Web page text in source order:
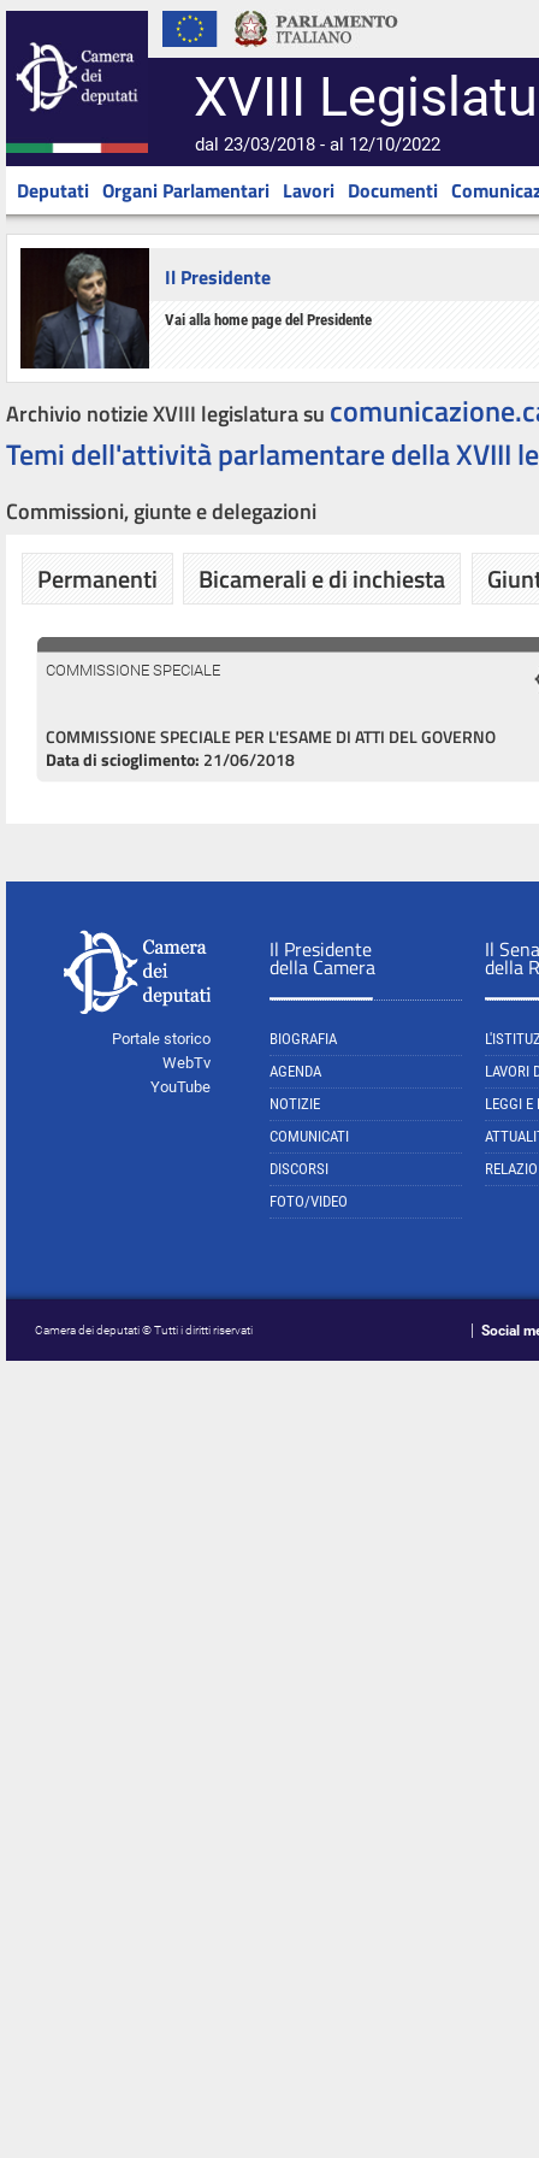
XVIII
dal 23/03/2018 - al 12/10/2022
Deputati Organi Parlamentari Lavori Documenti
Il Presidente
Vai alla home page del Presidente
Archivio notizie XVIII legislatura su
Temi dell'attività parlamentare della XVIII
Commissioni, giunte e delegazioni
Permanenti Bicamerali e di inchiesta
COMMISSIONE SPECIALE
COMMISSIONE SPECIALE PER L'ESAME DI ATTI DEL GOVERNO
Data di scioglimento: 21/06/2018
Portale storico
WebTv
YouTube
Il Presidente
della Camera
BIOGRAFIA
AGENDA
NOTIZIE
COMUNICATI
DISCORSI
FOTO/VIDEO
Il
della
LAVORI
LEGGI E
Camera dei deputati © Tutti i diritti riservati Social